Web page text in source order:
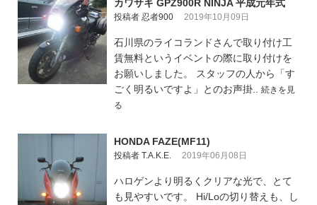
カワサキ GPZ900R NINJA 平成元年式
投稿者 忍者900 2019年10月09日
石川県のライコランドさんで取り付け工
賃無料というイベントの際に取り付けを
お願いしました。 スタッフの人から「す
ごく明るいですよ」とのお声掛.. 続きを見
る
HONDA FAZE(MF11)
投稿者 T.A.K.E. 2019年06月08日
ハロゲンより明るくクリアな光で、とて
も見やすいです。 Hi/Loの切り替えも、し